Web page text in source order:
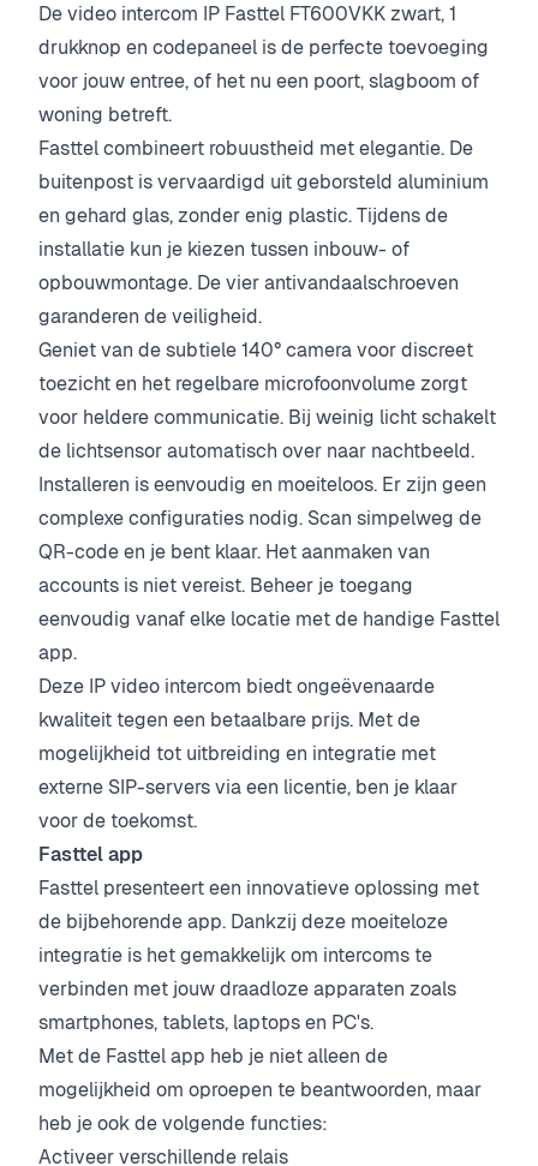
De video intercom IP Fasttel FT600VKK zwart, 1
drukknop en codepaneel is de perfecte toevoeging
voor jouw entree, of het nu een poort, slagboom of
woning betreft.
Fasttel combineert robuustheid met elegantie. De
buitenpost is vervaardigd uit geborsteld aluminium
en gehard glas, zonder enig plastic. Tijdens de
installatie kun je kiezen tussen inbouw- of
opbouwmontage. De vier antivandaalschroeven
garanderen de veiligheid.
Geniet van de subtiele 140° camera voor discreet
toezicht en het regelbare microfoonvolume zorgt
voor heldere communicatie. Bij weinig licht schakelt
de lichtsensor automatisch over naar nachtbeeld.
Installeren is eenvoudig en moeiteloos. Er zijn geen
complexe configuraties nodig. Scan simpelweg de
QR-code en je bent klaar. Het aanmaken van
accounts is niet vereist. Beheer je toegang
eenvoudig vanaf elke locatie met de handige Fasttel
app.
Deze IP video intercom biedt ongeëvenaarde
kwaliteit tegen een betaalbare prijs. Met de
mogelijkheid tot uitbreiding en integratie met
externe SIP-servers via een licentie, ben je klaar
voor de toekomst.
Fasttel app
Fasttel presenteert een innovatieve oplossing met
de bijbehorende app. Dankzij deze moeiteloze
integratie is het gemakkelijk om intercoms te
verbinden met jouw draadloze apparaten zoals
smartphones, tablets, laptops en PC's.
Met de Fasttel app heb je niet alleen de
mogelijkheid om oproepen te beantwoorden, maar
heb je ook de volgende functies:
Activeer verschillende relais